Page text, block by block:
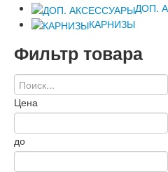
ДОП.
КАРНИЗЫ
Фильтртовара
Цена
до